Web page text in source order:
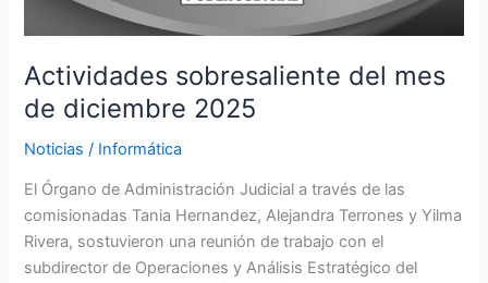
Actividades sobresaliente del mes
de diciembre 2025
Noticias / Informática
El Órgano de Administración Judicial a través de las
comisionadas Tania Hernandez, Alejandra Terrones y Yilma
Rivera, sostuvieron una reunión de trabajo con el
subdirector de Operaciones y Análisis Estratégico del